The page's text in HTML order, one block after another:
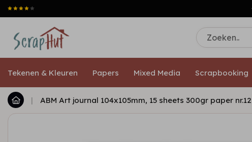
Tekenen & Kleuren Papers Mixed Media Scrapbooking
| ABM Art journal 104x105mm, 15 sheets 300gr paper nr.12